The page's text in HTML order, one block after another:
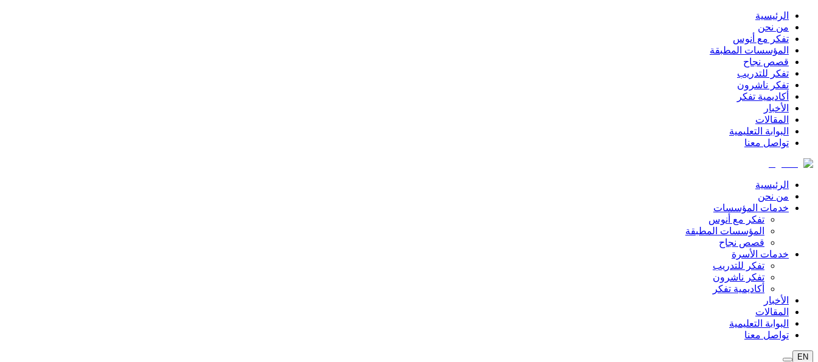
الرئيسية
من نحن
تفكر مع أنوس
المؤسسات المطبقة
قصص نجاح
تفكر للتدريب
تفكر ناشرون
أكاديمية تفكر
الأخبار
المقالات
البوابة التعليمية
تواصل معنا
الرئيسية
من نحن
خدمات المؤسسات
تفكر مع أنوس
المؤسسات المطبقة
قصص نجاح
خدمات الأسرة
تفكر للتدريب
تفكر ناشرون
أكاديمية تفكر
الأخبار
المقالات
البوابة التعليمية
تواصل معنا
EN